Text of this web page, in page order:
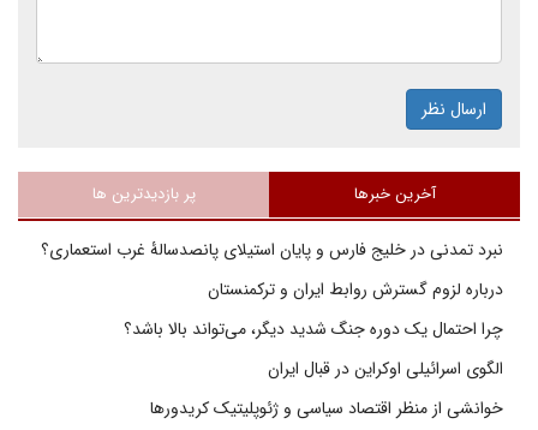
ارسال نظر
آخرین خبرها پر بازدیدترین ها
نبرد تمدنی در خلیج فارس و پایان استیلای پانصدسالۀ غرب استعماری؟
درباره لزوم گسترش روابط ایران و ترکمنستان
چرا احتمال یک دوره جنگ شدید دیگر، می‌تواند بالا باشد؟
الگوی اسرائیلی اوکراین در قبال ایران
خوانشی از منظر اقتصاد سیاسی و ژئوپلیتیک کریدورها